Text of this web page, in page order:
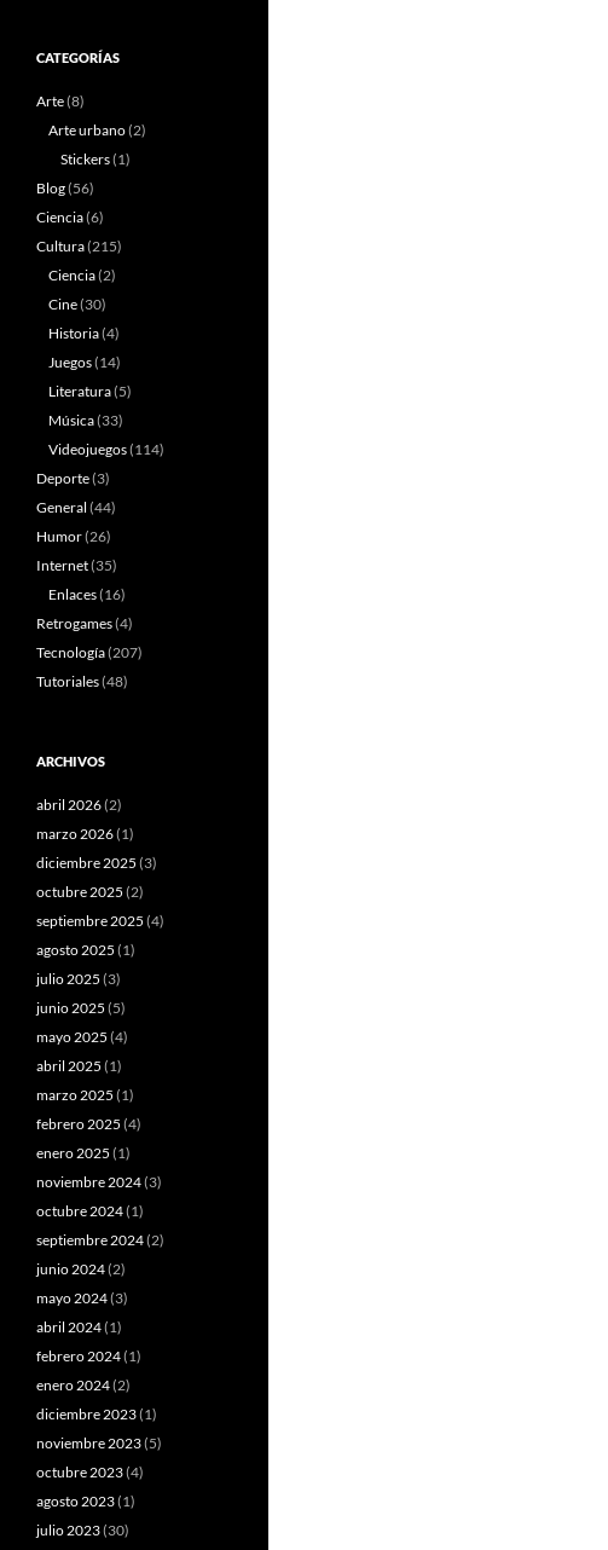
CATEGORÍAS
Arte(8)
Arte urbano(2)
Stickers(1)
Blog(56)
Ciencia(6)
Cultura(215)
Ciencia(2)
Cine(30)
Historia(4)
Juegos(14)
Literatura(5)
Música(33)
Videojuegos(114)
Deporte(3)
General (44)
Humor(26)
Internet(35)
Enlaces(16)
Retrogames(4)
Tecnología(207)
Tutoriales(48)
ARCHIVOS
abril 2026(2)
marzo 2026(1)
diciembre 2025 (3)
octubre 2025 (2)
septiembre 2025 (4)
agosto 2025 (1)
julio 2025 (3)
junio 2025 (5)
mayo 2025 (4)
abril 2025 (1)
marzo 2025 (1)
febrero 2025 (4)
enero 2025 (1)
noviembre 2024(3)
octubre 2024(1)
septiembre 2024(2)
junio 2024(2)
mayo 2024(3)
abril 2024(1)
febrero 2024(1)
enero 2024(2)
diciembre 2023(1)
noviembre 2023(5)
octubre 2023(4)
agosto 2023(1)
julio 2023(30)